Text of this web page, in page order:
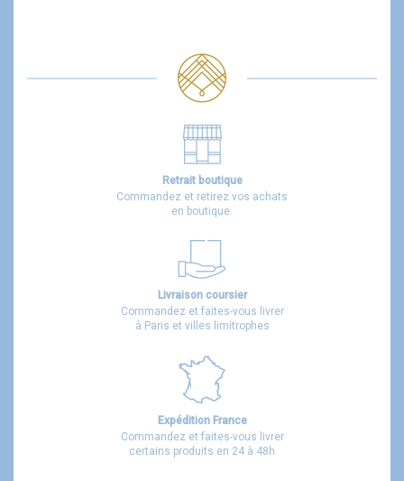
Retrait boutique
Commandez et retirez vos achats
en boutique.
Livraison coursier
Commandez et faites-vous livrer
à Paris et villes limitrophes
Expédition France
Commandez et faites-vous livrer
certains produits en 24 à 48h